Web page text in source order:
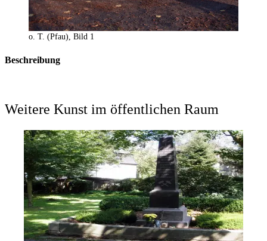
o. T. (Pfau), Bild 1
Beschreibung
Weitere Kunst im öffentlichen Raum